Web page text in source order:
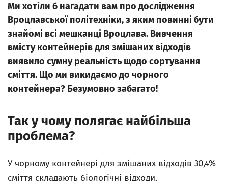
Ми хотіли б нагадати вам про дослідження
Вроцлавської політехніки, з яким повинні бути
знайомі всі мешканці Вроцлава. Вивчення
вмісту контейнерів для змішаних відходів
виявило сумну реальність щодо сортування
сміття. Що ми викидаємо до чорного
контейнера? Безумовно забагато!
Так у чому полягає найбільша
проблема?
У чорному контейнері для змішаних відходів 30,4%
сміття складають біологічні відходи.